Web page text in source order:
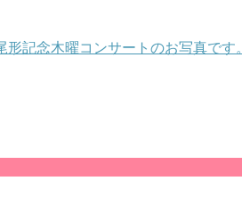
記念木曜コンサートのお写真で